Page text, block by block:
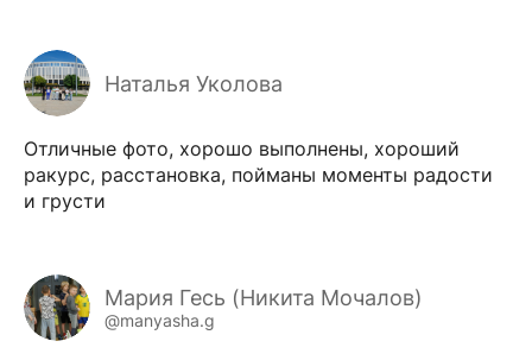
Наталья Уколова
Отличные фото, хорошо выполнены, хороший
ракурс, расстановка, пойманы моменты радости
и грусти
Мария Гесь (Никита Мочалов)
@manyasha.g